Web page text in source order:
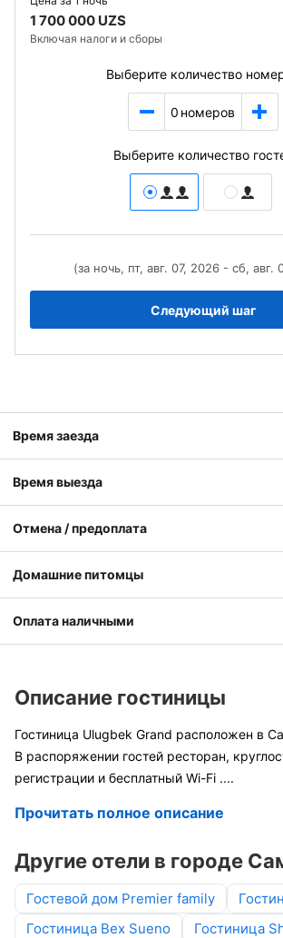
1 700 000 UZS
Включая налоги и сборы
Выберите количество
0 номеров
Выберите количество
(за ночь, пт, авг. 07, 2026 - сб, авг.
Следующий шаг
Время заезда
Время выезда
Отмена / предоплата
Домашние питомцы
Оплата наличными
Описание гостиницы
Гостиница Ulugbek Grand расположен в
В распоряжении гостей ресторан,
регистрации и бесплатный Wi-Fi ....
Прочитать полное описание
Другие отели в городе
Гостевой дом Premier family
Гостиница Bex Sueno
Гостиница